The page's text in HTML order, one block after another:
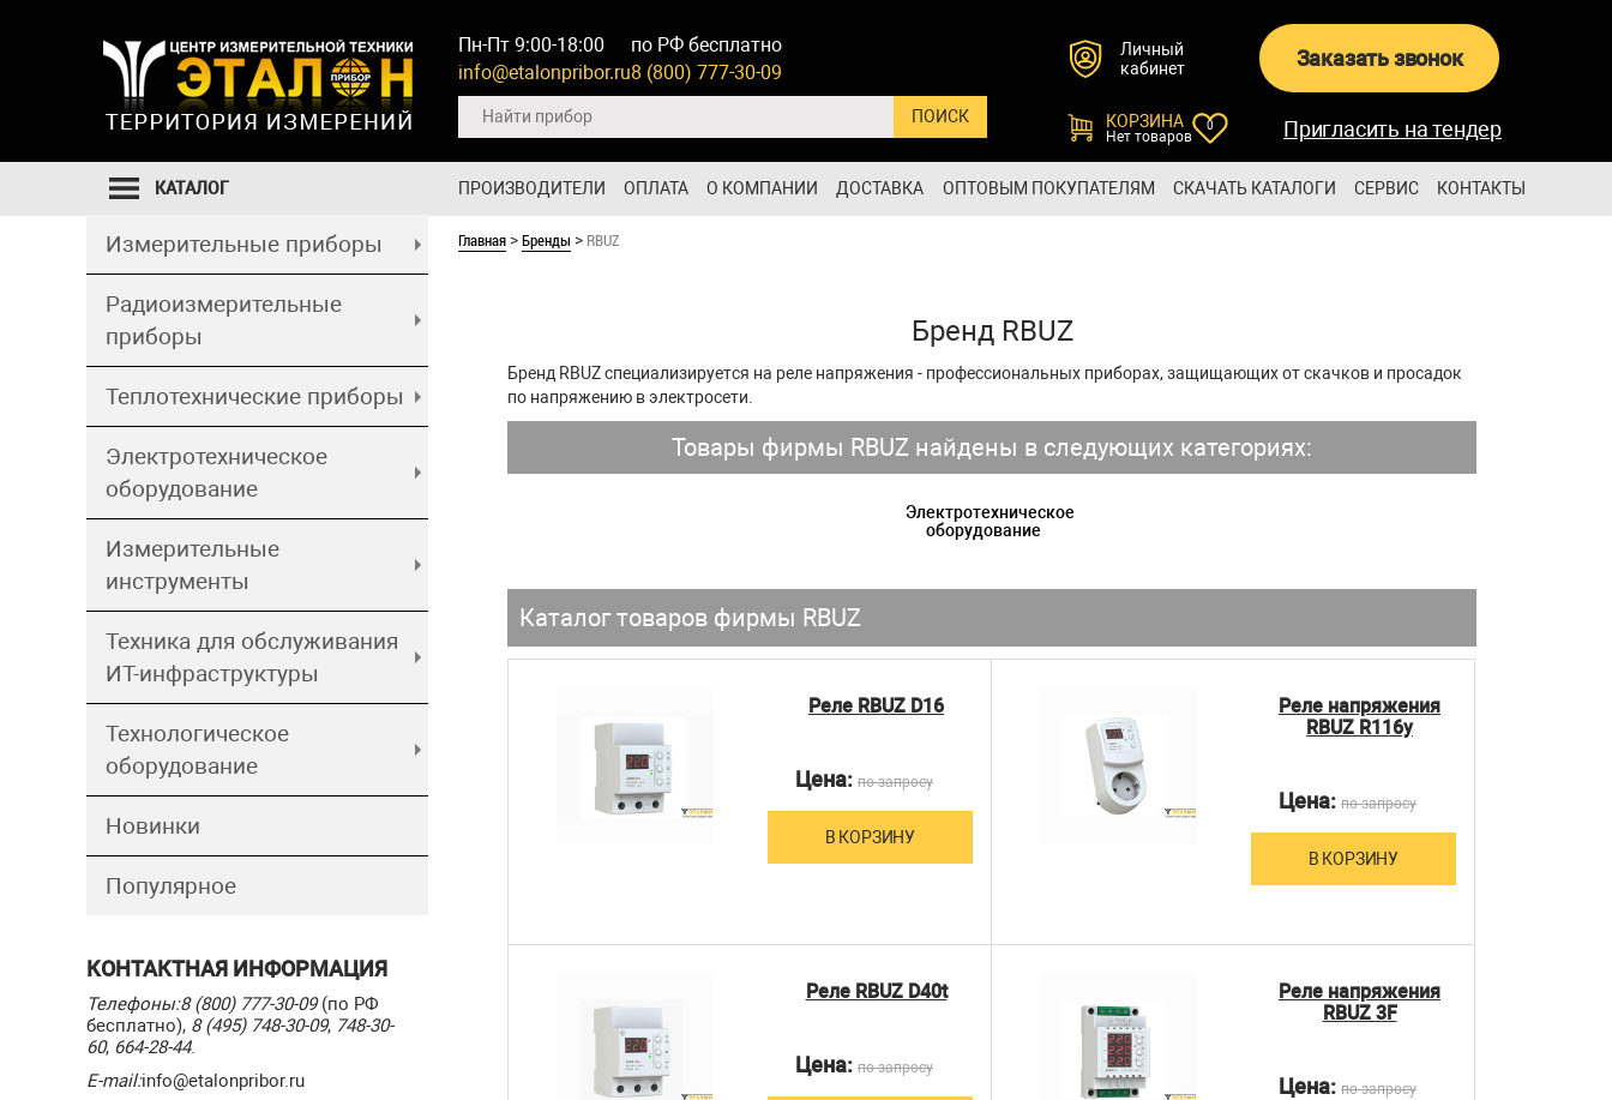
Пн-Пт 9:00-18:00
info@etalonpribor.ru
по РФ бесплатно
8 (800) 777-30-09
Личный
кабинет
Заказать звонок
КОРЗИНА
Нет товаров
0 Пригласить на тендер
ПРОИЗВОДИТЕЛИ ОПЛАТА О КОМПАНИИ ДОСТАВКА ОПТОВЫМ ПОКУПАТЕЛЯМ СКАЧАТЬ КАТАЛОГИ СЕРВИС КОНТАКТЫ
КАТАЛОГ
Измерительные приборы
Радиоизмерительные
приборы
Теплотехнические приборы
Электротехническое
оборудование
Измерительные
инструменты
Техника для обслуживания
ИТ-инфраструктуры
Технологическое
оборудование
Новинки
Популярное
КОНТАКТНАЯ ИНФОРМАЦИЯ
Телефоны:8 (800) 777-30-09(по РФ
бесплатно), 8 (495) 748-30-09, 748-30-
60, 664-28-44.
E-mail:info@etalonpribor.ru
Главная >Бренды > RBUZ
Бренд RBUZ
Бренд RBUZ специализируется на реле напряжения - профессиональных приборах, защищающих от скачков и просадок
по напряжению в электросети.
Товары фирмы RBUZ найдены в следующих категориях:
Электротехническое
оборудование
Каталог товаров фирмы RBUZ
Реле RBUZ D16
Цена: по запросу
В КОРЗИНУ
Реле напряжения
RBUZ R116y
Цена: по запросу
В КОРЗИНУ
Реле RBUZ D40t
Цена: по запросу
Реле напряжения
RBUZ 3F
Цена: по запросу